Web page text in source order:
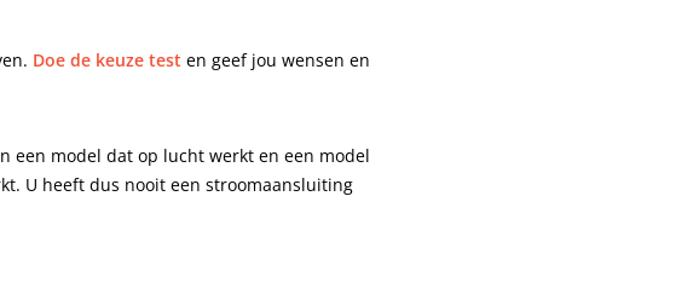
Doe de keuze test en geef jou wensen en
een model dat op lucht werkt en een model
U heeft dus nooit een stroomaansluiting